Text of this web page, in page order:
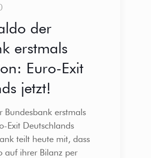
der
erstmals
Euro-Exit
jetzt!
Bundesbank erstmals
Exit Deutschlands
teilt heute mit, dass
auf ihrer Bilanz per